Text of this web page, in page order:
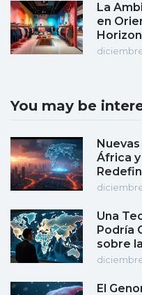
La
en
You may be
África
diciembre
Una
Podría
sobre
diciembre
El